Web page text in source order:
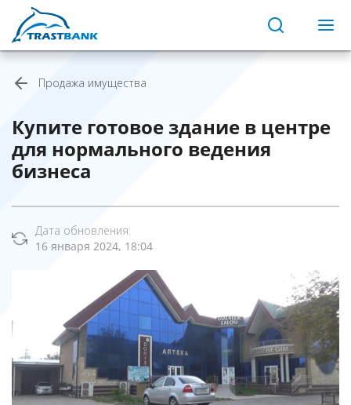
Продажа имущества
Купите готовое здание в центре
для нормального ведения
бизнеса
Дата обновления:
16 января 2024, 18:04